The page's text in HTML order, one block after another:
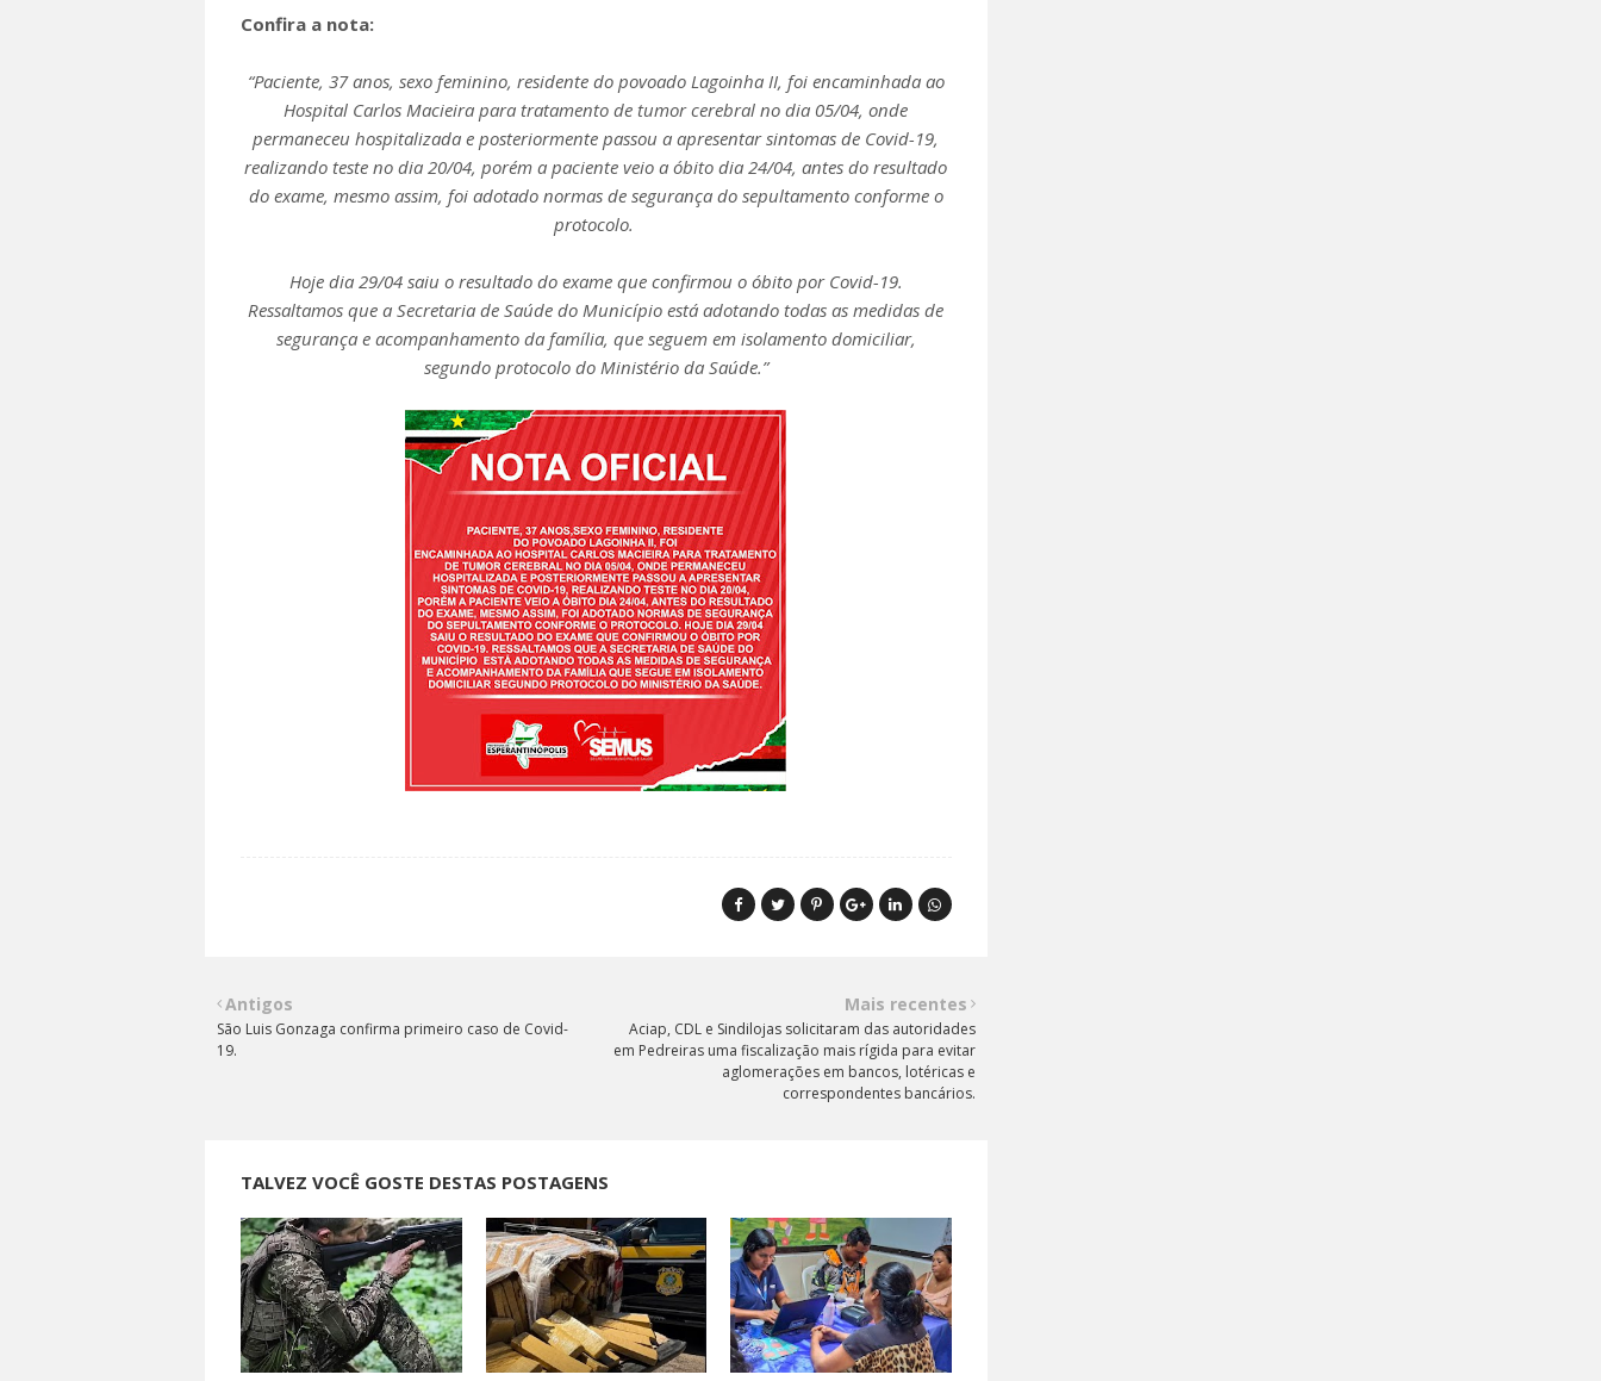
Confira a nota:
“Paciente, 37 anos, sexo feminino, residente do povoado Lagoinha II, foi encaminhada ao
Hospital Carlos Macieira para tratamento de tumor cerebral no dia 05/04, onde
permaneceu hospitalizada e posteriormente passou a apresentar sintomas de Covid-19,
realizando teste no dia 20/04, porém a paciente veio a óbito dia 24/04, antes do resultado
do exame, mesmo assim, foi adotado normas de segurança do sepultamento conforme o
protocolo.
Hoje dia 29/04 saiu o resultado do exame que confirmou o óbito por Covid-19.
Ressaltamos que a Secretaria de Saúde do Município está adotando todas as medidas de
segurança e acompanhamento da família, que seguem em isolamento domiciliar,
segundo protocolo do Ministério da Saúde.”
Mais recentes
Aciap, CDL e Sindilojas solicitaram das autoridades
em Pedreiras uma fiscalização mais rígida para evitar
aglomerações em bancos, lotéricas e
correspondentes bancários.
Antigos
São Luis Gonzaga confirma primeiro caso de Covid-
19.
TALVEZ VOCÊ GOSTE DESTAS POSTAGENS